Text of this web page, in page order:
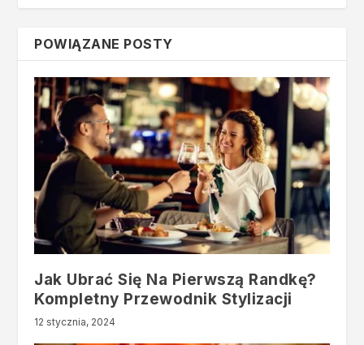
POWIĄZANE POSTY
Jak Ubrać Się Na Pierwszą Randkę?
Kompletny Przewodnik Stylizacji
12 stycznia, 2024